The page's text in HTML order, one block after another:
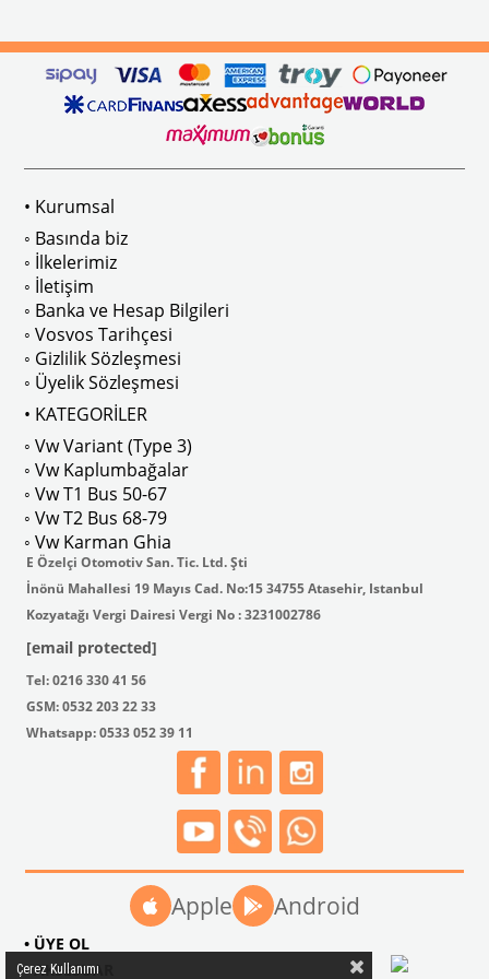
sürüş esnasında doğrudan gelen güneş ışığını keserek görüş
isteyenler için tercih edilir.
Ghia Modelleri İle Uyumludur
: AC711500 / 80500
VWC Parça No: 4-4126 1960-1967 Yılları Arasındaki T1
1968-1979 Yılları Arasındaki T2
• Kurumsal
◦ Basında biz
◦ İlkelerimiz
◦ İletişim
◦ Banka ve Hesap Bilgileri
◦ Vosvos Tarihçesi
◦ Gizlilik Sözleşmesi
◦ Üyelik Sözleşmesi
• KATEGORİLER
◦ Vw Variant (Type 3)
◦ Vw Kaplumbağalar
◦ Vw T1 Bus 50-67
◦ Vw T2 Bus 68-79
◦ Vw Karman Ghia
E Özelçi Otomotiv San. Tic. Ltd. Şti
İnönü Mahallesi 19 Mayıs Cad. No:15 34755 Atasehir, Istanbul
Kozyatağı Vergi Dairesi Vergi No : 3231002786
[email protected]
Tel: 0216 330 41 56
GSM: 0532 203 22 33
Whatsapp: 0533 052 39 11
Apple Android
• ÜYE OL
• AKSESUAR
Çerez Kullanımı